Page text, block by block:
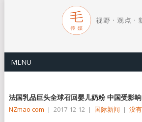
MENU
法国乳品巨头全球召回婴儿奶粉 中国受影响
NZmao com | 2017-12-12 | 国际新闻 | 没